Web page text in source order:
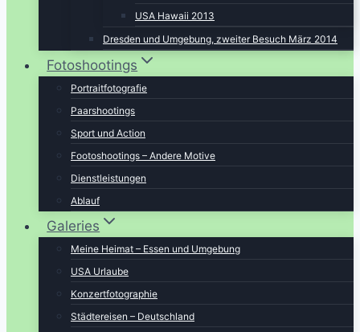
USA Hawaii 2013
Dresden und Umgebung, zweiter Besuch März 2014
Fotoshootings
Portraitfotografie
Paarshootings
Sport und Action
Footoshootings – Andere Motive
Dienstleistungen
Ablauf
Galeries
Meine Heimat – Essen und Umgebung
USA Urlaube
Konzertfotographie
Städtereisen – Deutschland